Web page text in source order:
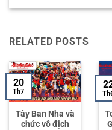
RELATED POSTS
Tây Ban Nha và
chức vô địch
20
Th7